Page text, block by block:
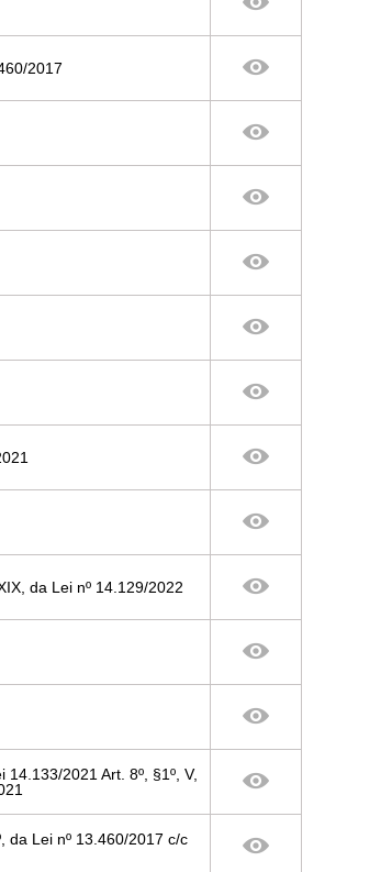
2017
da Lei nº 14.129/2022
2021 Art. 8º, §1º, V,
da Lei nº 13.460/2017 c/c